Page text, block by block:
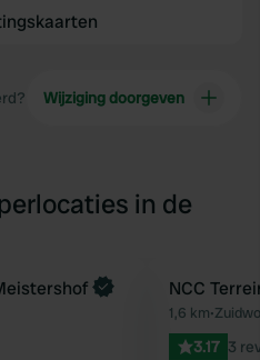
Wijziging doorgeven
in de
Favoriet
NCC
1,6 km•
3.17 3